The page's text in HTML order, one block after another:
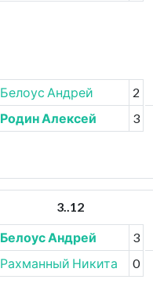
Белоус Андрей
2
Родин Алексей
3
3..12
Белоус Андрей
3
Рахманный Никита
0